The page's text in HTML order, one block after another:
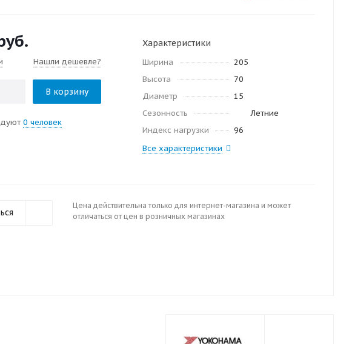
Нашли дешевле?
В корзину
0 человек
Характеристики
Ширина
205
Высота
70
Диаметр
15
Сезонность
Летние
Индекс нагрузки
96
Все характеристики
Цена действительна только для интернет-магазина и может
отличаться от цен в розничных магазинах